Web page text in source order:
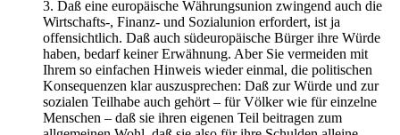
3. Daß eine europäische Währungsunion zwingend auch die
Wirtschafts-, Finanz- und Sozialunion erfordert, ist ja
offensichtlich. Daß auch südeuropäische Bürger ihre Würde
haben, bedarf keiner Erwähnung. Aber Sie vermeiden mit
Ihrem so einfachen Hinweis wieder einmal, die politischen
Konsequenzen klar auszusprechen: Daß zur Würde und zur
sozialen Teilhabe auch gehört – für Völker wie für einzelne
Menschen – daß sie ihren eigenen Teil beitragen zum